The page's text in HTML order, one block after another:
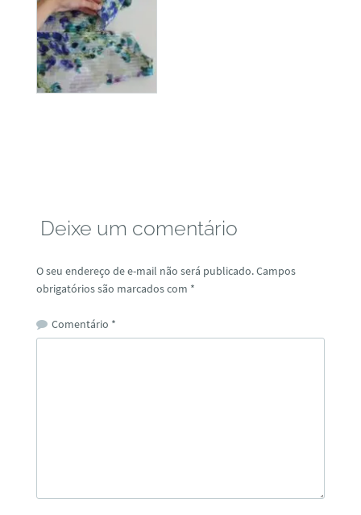
Deixe um comentário
O seu endereço de e-mail não será publicado.Campos
obrigatórios são marcados com *
Comentário *